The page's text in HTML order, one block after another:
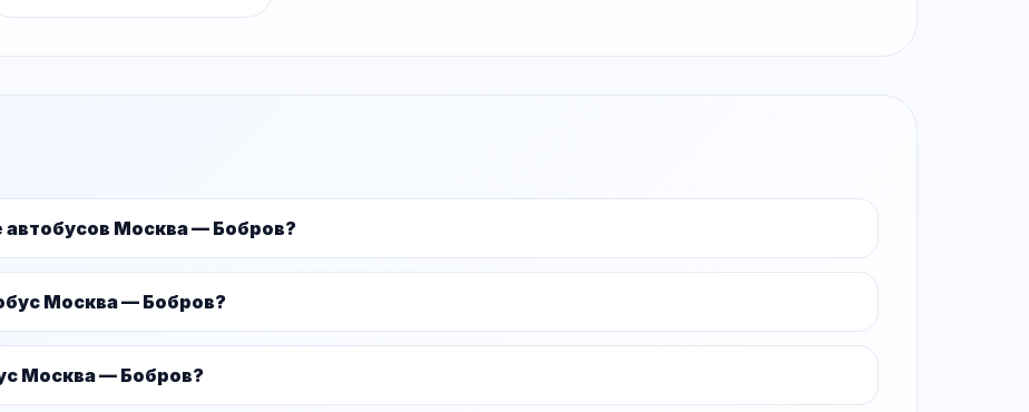
Москва — Бобров?
Москва — Бобров?
Москва — Бобров?